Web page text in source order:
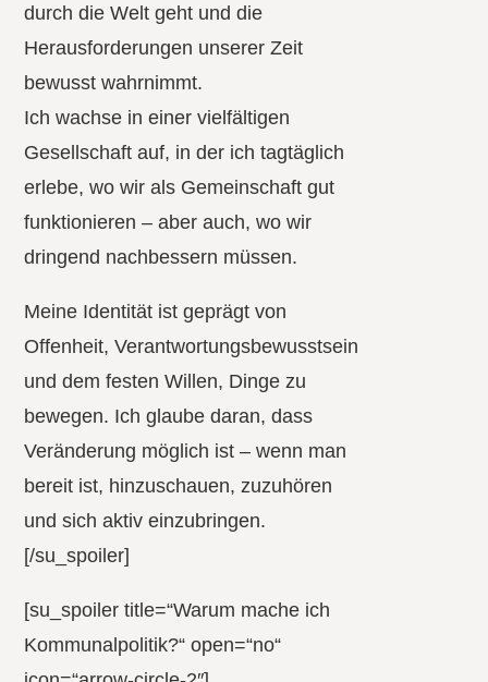
durch die Welt geht und die
Herausforderungen unserer Zeit
bewusst wahrnimmt.
Ich wachse in einer vielfältigen
Gesellschaft auf, in der ich tagtäglich
erlebe, wo wir als Gemeinschaft gut
funktionieren – aber auch, wo wir
dringend nachbessern müssen.
Meine Identität ist geprägt von
Offenheit, Verantwortungsbewusstsein
und dem festen Willen, Dinge zu
bewegen. Ich glaube daran, dass
Veränderung möglich ist – wenn man
bereit ist, hinzuschauen, zuzuhören
und sich aktiv einzubringen.
[/su_spoiler]
[su_spoiler title=“Warum mache ich
Kommunalpolitik?“ open=“no“